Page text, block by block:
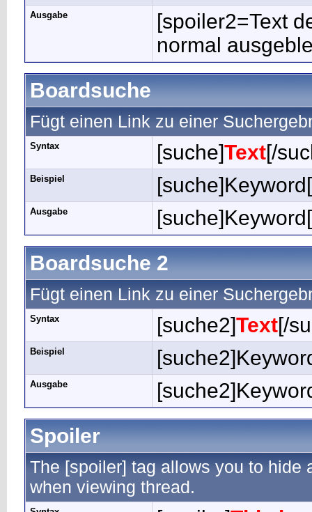
Ausgabe
[spoiler2=Text
normal
Boardsuche
Fügt einen Link zu einer
Syntax [suche]Text[/
Beispiel
Ausgabe
Boardsuche 2
Fügt einen Link zu einer
Syntax [suche2]Text[/
Beispiel
Ausgabe
Spoiler
The [spoiler] tag allows you to hide
when viewing thread.